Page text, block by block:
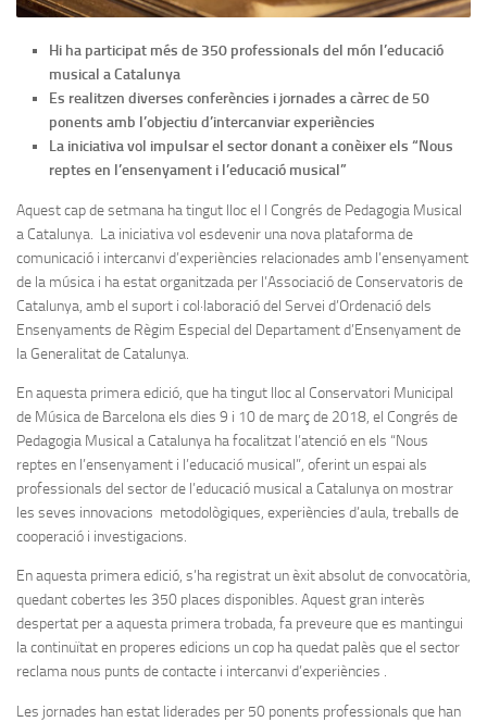
Hi ha participat més de 350 professionals del món l’educació
musical a Catalunya
Es realitzen diverses conferències i jornades a càrrec de 50
ponents amb l’objectiu d’intercanviar experiències
La iniciativa vol impulsar el sector donant a conèixer els “Nous
reptes en l’ensenyament i l’educació musical”
Aquest cap de setmana ha tingut lloc el I Congrés de Pedagogia Musical
a Catalunya. La iniciativa vol esdevenir una nova plataforma de
comunicació i intercanvi d’experiències relacionades amb l’ensenyament
de la música i ha estat organitzada per l’Associació de Conservatoris de
Catalunya, amb el suport i col·laboració del Servei d’Ordenació dels
Ensenyaments de Règim Especial del Departament d’Ensenyament de
la Generalitat de Catalunya.
En aquesta primera edició, que ha tingut lloc al Conservatori Municipal
de Música de Barcelona els dies 9 i 10 de març de 2018, el Congrés de
Pedagogia Musical a Catalunya ha focalitzat l’atenció en els “Nous
reptes en l’ensenyament i l’educació musical”, oferint un espai als
professionals del sector de l’educació musical a Catalunya on mostrar
les seves innovacions metodològiques, experiències d’aula, treballs de
cooperació i investigacions.
En aquesta primera edició, s’ha registrat un èxit absolut de convocatòria,
quedant cobertes les 350 places disponibles. Aquest gran interès
despertat per a aquesta primera trobada, fa preveure que es mantingui
la continuïtat en properes edicions un cop ha quedat palès que el sector
reclama nous punts de contacte i intercanvi d’experiències .
Les jornades han estat liderades per 50 ponents professionals que han